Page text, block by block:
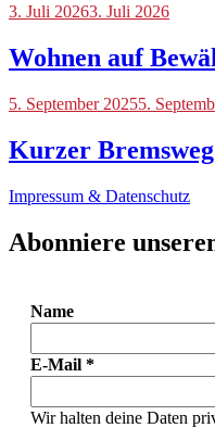
Blog
3. Juli 20263. Juli 2026
Wohnen auf
Blog
5. September 20255.
Kurzer
Impressum & Datenschutz
Abonniere
Name
E-Mail *
Wir halten deine Daten